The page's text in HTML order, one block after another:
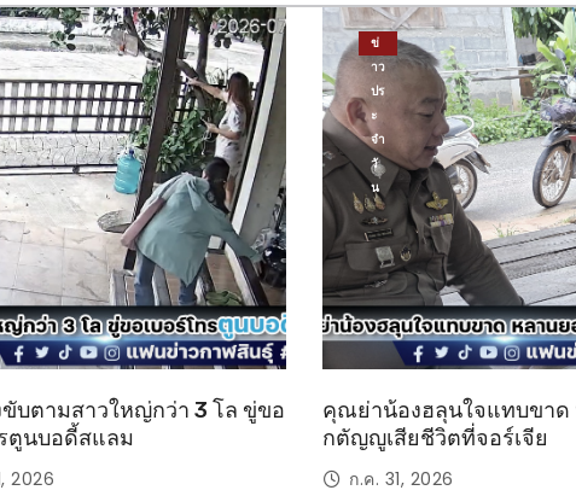
บตามสาวใหญ่กว่า 3 โล ขู่ขอ
ตูนบอดี้สแลม
2026
ข่
าว
ปร
ะ
จำ
วั
น
คุณย่าน้องฮลุนใจแทบขาด
กตัญญูเสียชีวิตที่จอร์เจีย
ก.ค. 31, 2026